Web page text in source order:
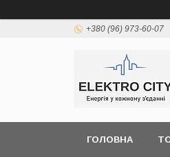
+380 (96) 973-60-07
ГОЛОВНА